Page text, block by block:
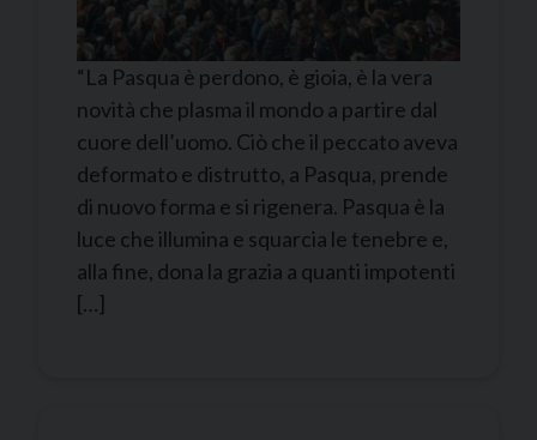
“La Pasqua è perdono, è gioia, è la vera
novità che plasma il mondo a partire dal
cuore dell’uomo. Ciò che il peccato aveva
deformato e distrutto, a Pasqua, prende
di nuovo forma e si rigenera. Pasqua è la
luce che illumina e squarcia le tenebre e,
alla fine, dona la grazia a quanti impotenti
[…]